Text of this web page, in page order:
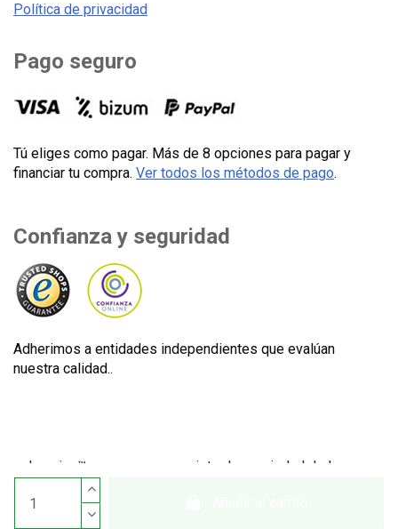
Política de privacidad
Pago seguro
Tú eliges como pagar. Más de 8 opciones para pagar y
financiar tu compra. Ver todos los métodos de pago.
Confianza y seguridad
Adherimos a entidades independientes que evalúan
nuestra calidad..
Lecuine™ es una marca registrada propiedad de Lecom
Projects S.L. © Copyright © 2012-2026. España. Todos los
derechos reservados. CIF: B65890642.